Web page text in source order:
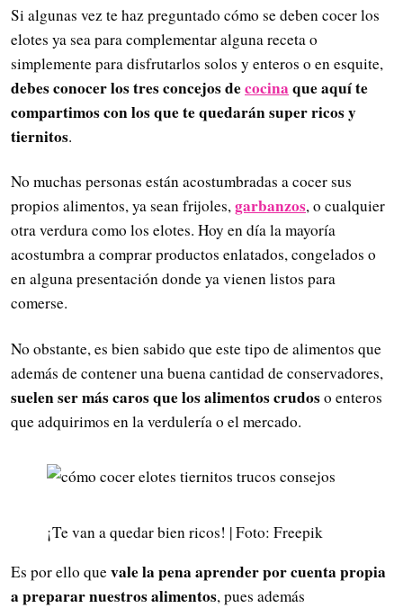
Si algunas vez te haz preguntado cómo se deben cocer los
elotes ya sea para complementar alguna receta o
simplemente para disfrutarlos solos y enteros o en esquite,
debes conocer los tres concejos decocina que aquí te
compartimos con los que te quedarán super ricos y
tiernitos.
No muchas personas están acostumbradas a cocer sus
propios alimentos, ya sean frijoles,garbanzos, o cualquier
otra verdura como los elotes. Hoy en día la mayoría
acostumbra a comprar productos enlatados, congelados o
en alguna presentación donde ya vienen listos para
comerse.
No obstante, es bien sabido que este tipo de alimentos que
además de contener una buena cantidad de conservadores,
suelen ser más carosque los alimentos crudoso enteros
que adquirimos en la verdulería o el mercado.
¡Te van a quedar bien ricos! | Foto: Freepik
Es por ello quevale la pena aprender por cuenta propia
a preparar nuestros alimentos, pues además